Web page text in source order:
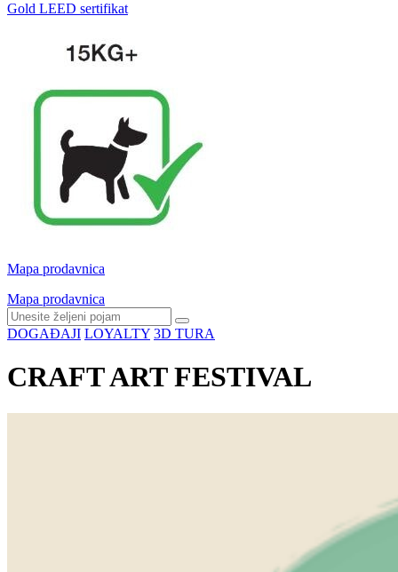
Gold LEED sertifikat
Mapa prodavnica
Mapa prodavnica
DOGAĐAJI LOYALTY 3D TURA
CRAFT ART FESTIVAL